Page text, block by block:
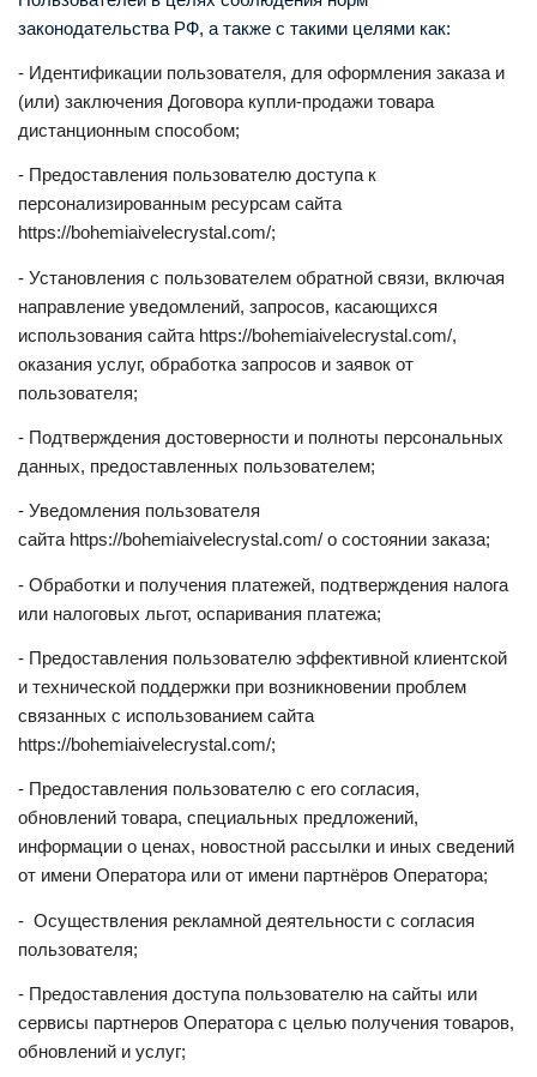
законодательства РФ, а также с такими целями как:
- Идентификации пользователя, для оформления заказа и
(или) заключения Договора купли-продажи товара
дистанционным способом;
- Предоставления пользователю доступа к
персонализированным ресурсам сайта
https://bohemiaivelecrystal.com/;
- Установления с пользователем обратной связи, включая
направление уведомлений, запросов, касающихся
использования сайта https://bohemiaivelecrystal.com/,
оказания услуг, обработка запросов и заявок от
пользователя;
- Подтверждения достоверности и полноты персональных
данных, предоставленных пользователем;
- Уведомления пользователя
сайта https://bohemiaivelecrystal.com/ о состоянии заказа;
- Обработки и получения платежей, подтверждения налога
или налоговых льгот, оспаривания платежа;
- Предоставления пользователю эффективной клиентской
и технической поддержки при возникновении проблем
связанных с использованием сайта
https://bohemiaivelecrystal.com/;
- Предоставления пользователю с его согласия,
обновлений товара, специальных предложений,
информации о ценах, новостной рассылки и иных сведений
от имени Оператора или от имени партнёров Оператора;
- Осуществления рекламной деятельности с согласия
пользователя;
- Предоставления доступа пользователю на сайты или
сервисы партнеров Оператора с целью получения товаров,
обновлений и услуг;